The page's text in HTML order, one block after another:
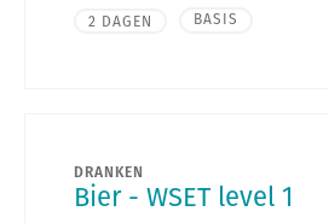
2 DAGEN BASIS
DRANKEN
Bier - WSET level 1